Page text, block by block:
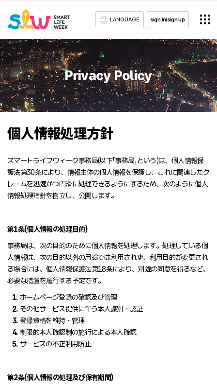
LANGUAGE sign in/sign up
Privacy Policy
個人情報処理方針
スマートライフウィーク事務局(以下「事務局」という)は、個人情報保
護法第30条により、情報主体の個人情報を保護し、これに関連したク
レームを迅速かつ円滑に処理できるようにするため、次のように個人
情報処理指針を樹立し、公開します。
第1条(個人情報の処理目的)
事務局は、次の目的のために個人情報を処理します。処理している個
人情報は、次の目的以外の用途では利用されず、利用目的が変更され
る場合には、個人情報保護法第18条により、別途の同意を得るなど、
必要な措置を履行する予定です。
1.ホームページ登録の確認及び管理
2.その他サービス提供に伴う本人識別・認証
3.登録資格を維持・管理
4.制限的本人確認制の施行による本人確認
5.サービスの不正利用防止
第2条(個人情報の処理及び保有期間)